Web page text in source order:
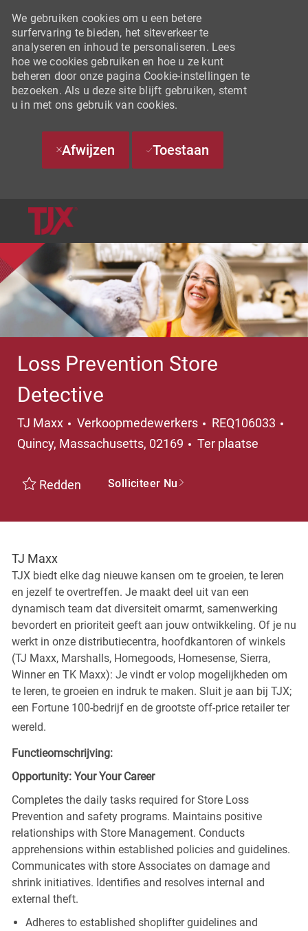
We gebruiken cookies om u een betere
surfervaring te bieden, het siteverkeer te
analyseren en inhoud te personaliseren. Lees
hoe we cookies gebruiken en hoe u ze kunt
beheren door onze pagina Cookie-instellingen te
bezoeken. Als u deze site blijft gebruiken, stemt
u in met ons gebruik van cookies.
Afwijzen Toestaan
Loss Prevention Store
Detective
TJ Maxx Categorie
Verkoopmedewerkers REQ106033
Quincy, Massachusetts, 02169
Ter plaatse
Redden Solliciteer Nu
TJ Maxx
TJX biedt elke dag nieuwe kansen om te groeien, te leren
en jezelf te overtreffen. Je maakt deel uit van een
dynamisch team dat diversiteit omarmt, samenwerking
bevordert en prioriteit geeft aan jouw ontwikkeling. Of je nu
werkt in onze distributiecentra, hoofdkantoren of winkels
(TJ Maxx, Marshalls, Homegoods, Homesense, Sierra,
Winner en TK Maxx): Je vindt er volop mogelijkheden om
te leren, te groeien en indruk te maken. Sluit je aan bij TJX;
een Fortune 100-bedrijf en de grootste off-price retailer ter
wereld.
Functieomschrijving:
Opportunity: Your Your Career
Completes the daily tasks required for Store Loss
Prevention and safety programs. Maintains positive
relationships with Store Management. Conducts
apprehensions within established policies and guidelines.
Communicates with store Associates on damage and
shrink initiatives. Identifies and resolves internal and
external theft.
Adheres to established shoplifter guidelines and